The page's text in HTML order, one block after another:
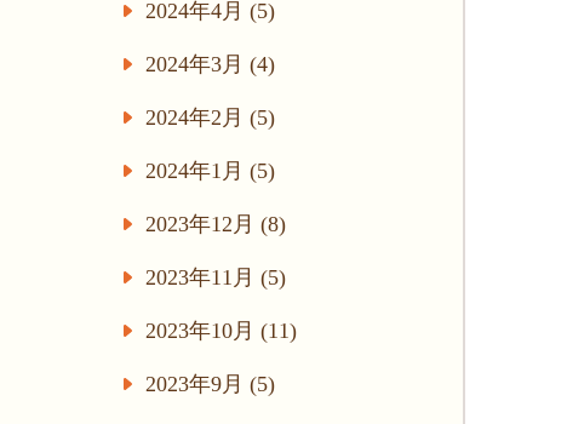
2024年4月 (5)
2024年3月 (4)
2024年2月 (5)
2024年1月 (5)
2023年12月 (8)
2023年11月 (5)
2023年10月 (11)
2023年9月 (5)